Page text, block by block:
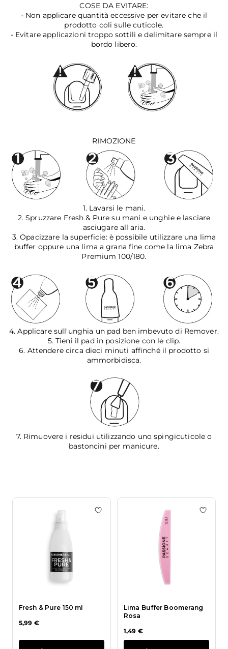
COSE DA EVITARE:
- Non applicare quantità eccessive per evitare che il
prodotto coli sulle cuticole.
- Evitare applicazioni troppo sottili e delimitare sempre il
bordo libero.
RIMOZIONE
1. Lavarsi le mani.
2. Spruzzare Fresh & Pure su mani e unghie e lasciare
asciugare all'aria.
3. Opacizzare la superficie: è possibile utilizzare una lima
buffer oppure una lima a grana fine come la lima Zebra
Premium 100/180.
4. Applicare sull'unghia un pad ben imbevuto di Remover.
5. Tieni il pad in posizione con le clip.
6. Attendere circa dieci minuti affinché il prodotto si
ammorbidisca.
7. Rimuovere i residui utilizzando uno spingicuticole o
bastoncini per manicure.
Fresh & Pure 150 ml
5,99 €
Aggiungi alla wishlist Fresh & Pure
Lima Buffer Boomerang
Rosa
1,49 €